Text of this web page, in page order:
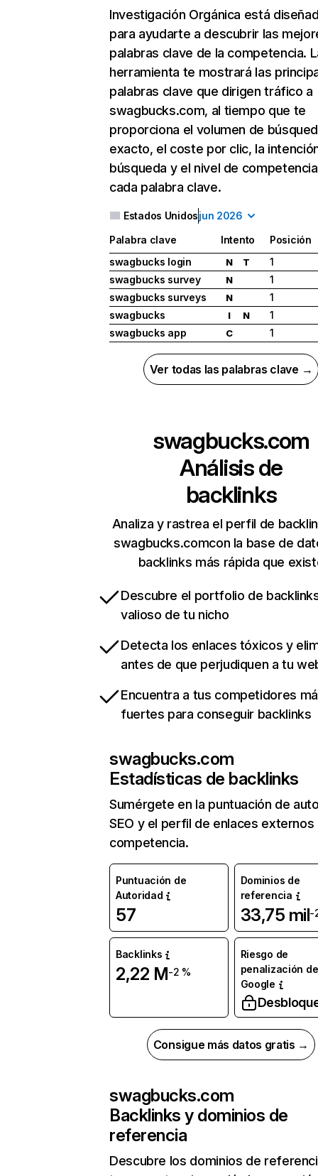
Investigación Orgánica está
para ayudarte a descubrir las
palabras clave de la competencia.
herramienta te mostrará las
palabras clave que dirigen tráfico a
swagbucks.com, al tiempo que te
proporciona el volumen de
exacto, el coste por clic, la
búsqueda y el nivel de
cada palabra clave.
Estados Unidosjun 2026
Palabra clave Intento
Posición
swagbucks login
N T
1
swagbucks survey
N
1
swagbucks surveys
N
1
swagbucks
I N
1
swagbucks app
C 1
Ver todas las palabras clave →
swagbucks.com
Análisis de
backlinks
Analiza y rastrea el perfil de
swagbucks.comcon la base de
backlinks más rápida que
Descubre el portfolio de
valioso de tu nicho
Detecta los enlaces tóxicos y
antes de que perjudiquen a tu
Encuentra a tus competidores
fuertes para conseguir backlinks
swagbucks.com
Estadísticas de backlinks
Sumérgete en la puntuación de
SEO y el perfil de enlaces externos
competencia.
Puntuación de
Autoridad
57
Dominios de
referencia
33,75 mil-
Backlinks
2,22 M-2 %
Riesgo de
penalización de
Google
Consigue más datos gratis →
swagbucks.com
Backlinks y dominios de
referencia
Descubre los dominios de